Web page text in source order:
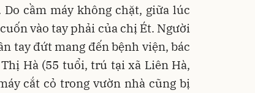
cầm máy không chặt, giữa lúc
vào tay phải của chị Ét. Người
tay đứt mang đến bệnh viện, bác
Hà (55 tuổi, trú tại xã Liên Hà,
cắt cỏ trong vườn nhà cũng bị